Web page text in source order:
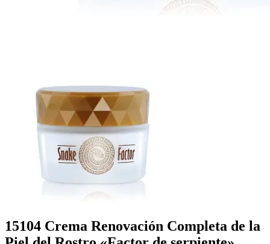
15104 Crema Renovación Completa de la